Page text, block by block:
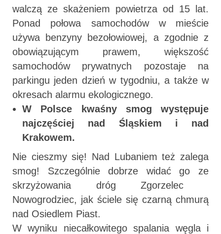
walczą ze skażeniem powietrza od 15 lat.
Ponad połowa samochodów w mieście
używa benzyny bezołowiowej, a zgodnie z
obowiązującym prawem, większość
samochodów prywatnych pozostaje na
parkingu jeden dzień w tygodniu, a także w
okresach alarmu ekologicznego.
W Polsce kwaśny smog występuje
najczęściej nad Śląskiem i nad
Krakowem.
Nie cieszmy się! Nad Lubaniem też zalega
smog! Szczególnie dobrze widać go ze
skrzyżowania dróg Zgorzelec 
Nowogrodziec, jak ściele się czarną chmurą
nad Osiedlem Piast.
W wyniku niecałkowitego spalania węgla i